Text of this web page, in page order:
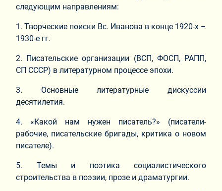
следующим направлениям:
1. Творческие поиски Вс. Иванова в конце 1920-х –
1930-е гг.
2. Писательские организации (ВСП, ФОСП, РАПП,
СП СССР) в литературном процессе эпохи.
3. Основные литературные дискуссии
десятилетия.
4. «Какой нам нужен писатель?» (писатели-
рабочие, писательские бригады, критика о новом
писателе).
5. Темы и поэтика социалистического
строительства в поэзии, прозе и драматургии.